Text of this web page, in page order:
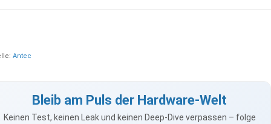
Antec
Bleib am Puls der Hardware-Welt
Keinen Test, keinen Leak und keinen Deep-Dive verpassen – folge